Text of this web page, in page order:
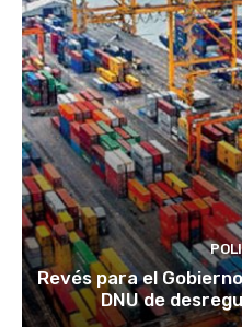
Revés para el
DNU de